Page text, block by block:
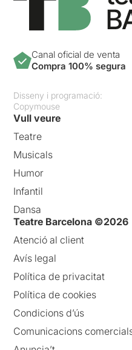
Canal oficial de venta
Compra 100% segura
Disseny i programació:
Copymouse
Vull veure
Teatre
Musicals
Humor
Infantil
Dansa
Teatre Barcelona ©2026
Atenció al client
Avís legal
Política de privacitat
Política de cookies
Condicions d’ús
Comunicacions